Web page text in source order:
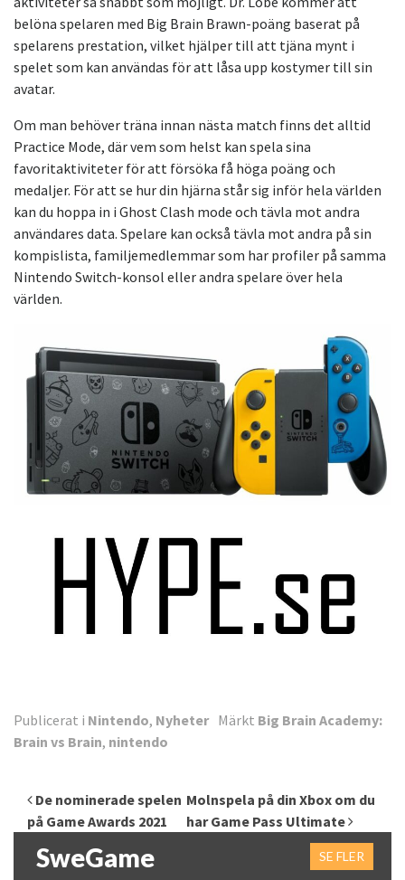
belöna spelaren med Big Brain Brawn-poäng baserat på
spelarens prestation, vilket hjälper till att tjäna mynt i
spelet som kan användas för att låsa upp kostymer till sin
avatar.
Om man behöver träna innan nästa match finns det alltid
Practice Mode, där vem som helst kan spela sina
favoritaktiviteter för att försöka få höga poäng och
medaljer. För att se hur din hjärna står sig inför hela världen
kan du hoppa in i Ghost Clash mode och tävla mot andra
användares data. Spelare kan också tävla mot andra på sin
kompislista, familjemedlemmar som har profiler på samma
Nintendo Switch-konsol eller andra spelare över hela
världen.
Publicerat i Nintendo, Nyheter Märkt Big Brain Academy:
Brain vs Brain, nintendo
Inläggsnavigering
De nominerade spelen
på Game Awards 2021
Molnspela på din Xbox om du
har Game Pass Ultimate
SweGame SE FLER